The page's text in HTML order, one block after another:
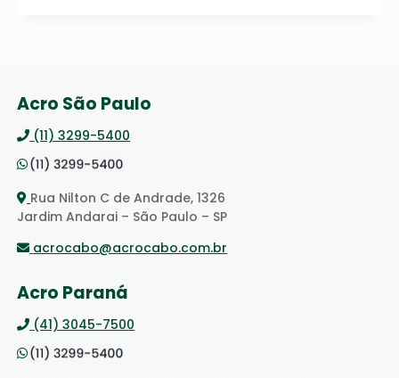
Acro São Paulo
(11) 3299-5400
Rua Nilton C de Andrade, 1326
Jardim Andarai – São Paulo – SP
acrocabo@acrocabo.com.br
Acro Paraná
(41) 3045-7500